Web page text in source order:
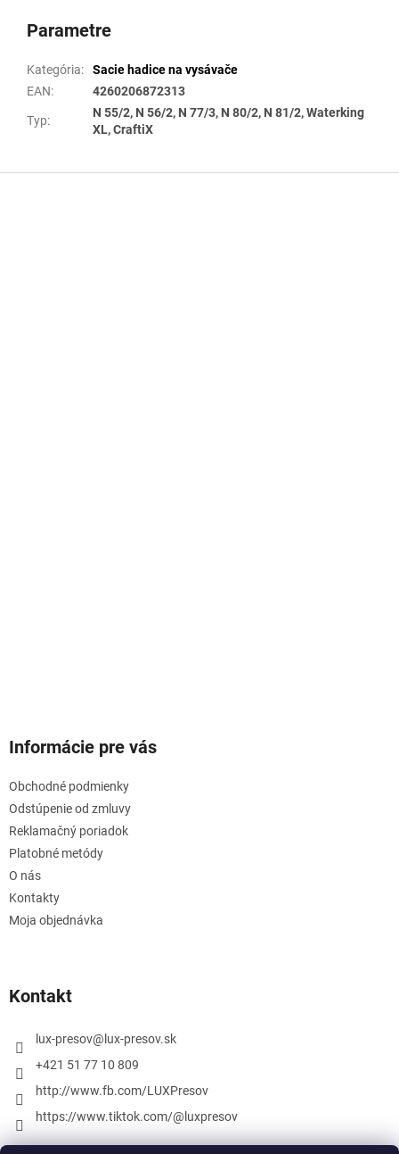
Parametre
Kategória:
Sacie hadice na vysávače
EAN: 4260206872313
Typ:
N 55/2, N 56/2, N 77/3, N 80/2, N 81/2, Waterking
XL, CraftiX
Informácie pre vás
Obchodné podmienky
Odstúpenie od zmluvy
Reklamačný poriadok
Platobné metódy
O nás
Kontakty
Moja objednávka
Kontakt
lux-presov@ lux-presov.sk
+421 51 77 10 809
http://www.fb.com/LUXPresov
https://www.tiktok.com/@luxpresov